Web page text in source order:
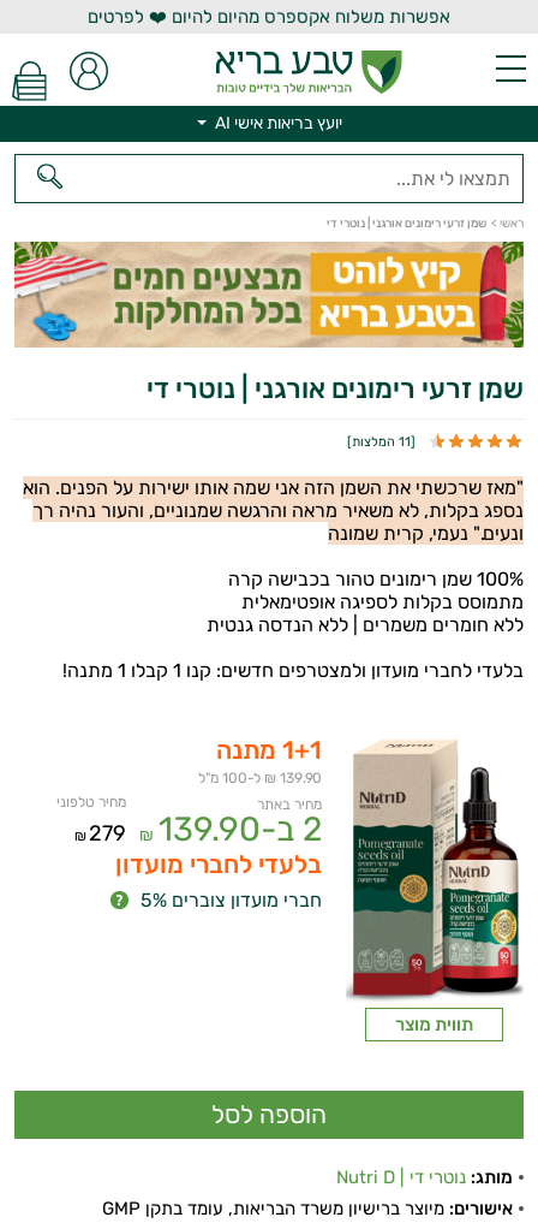
אפשרות משלוח אקספרס מהיום להיום ❤️ לפרטים
יועץ בריאות אישי AI
ראשי > שמן זרעי רימונים אורגני | נוטרי די
שמן זרעי רימונים אורגני | נוטרי די
[11 המלצות ]
"מאז שרכשתי את השמן הזה אני שמה אותו ישירות על הפנים. הוא
נספג בקלות, לא משאיר מראה והרגשה שמנוניים, והעור נהיה רך
ונעים." נעמי, קרית שמונה
100% שמן רימונים טהור בכבישה קרה
מתמוסס בקלות לספיגה אופטימאלית
ללא חומרים משמרים | ללא הנדסה גנטית
בלעדי לחברי מועדון ולמצטרפים חדשים: קנו 1 קבלו 1 מתנה!
תווית מוצר
1+1 מתנה
139.90 ₪ ל-100 מ"ל
מחיר באתר
2 ב- 139.90
₪
מחיר טלפוני
279
₪
בלעדי לחברי מועדון
חברי מועדון צוברים 5%
מותג: נוטרי די | Nutri D
אישורים: מיוצר ברישיון משרד הבריאות, עומד בתקן GMP
יועץ בריאות אישי AI